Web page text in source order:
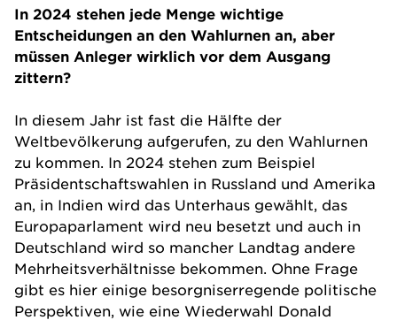
In 2024 stehen jede Menge wichtige
Entscheidungen an den Wahlurnen an, aber
müssen Anleger wirklich vor dem Ausgang
zittern?
In diesem Jahr ist fast die Hälfte der
Weltbevölkerung aufgerufen, zu den Wahlurnen
zu kommen. In 2024 stehen zum Beispiel
Präsidentschaftswahlen in Russland und Amerika
an, in Indien wird das Unterhaus gewählt, das
Europaparlament wird neu besetzt und auch in
Deutschland wird so mancher Landtag andere
Mehrheitsverhältnisse bekommen. Ohne Frage
gibt es hier einige besorgniserregende politische
Perspektiven, wie eine Wiederwahl Donald